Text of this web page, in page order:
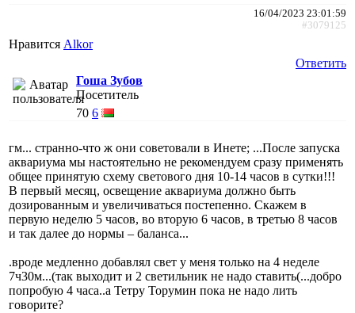
16/04/2023 23:01:59
#3079125
Нравится Alkor
Ответить
Гоша Зубов
Посетитель
70 6
гм... странно-что ж они советовали в Инете; ...После запуска
аквариума мы настоятельно не рекомендуем сразу применять
общее принятую схему светового дня 10-14 часов в сутки!!!
В первый месяц, освещение аквариума должно быть
дозированным и увеличиваться постепенно. Скажем в
первую неделю 5 часов, во вторую 6 часов, в третью 8 часов
и так далее до нормы – баланса...
.вроде медленно добавлял свет у меня только на 4 неделе
7ч30м...(так выходит и 2 светильник не надо ставить(...добро
попробую 4 часа..а Тетру Торумин пока не надо лить
говорите?